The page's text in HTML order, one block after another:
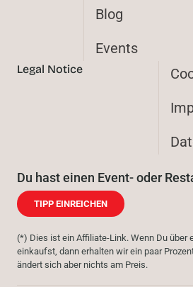
Blog
Events
Legal Notice
Du hast einen Event- oder
TIPP EINREICHEN
(*) Dies ist ein Affiliate-Link. Wenn Du über
einkaufst, dann erhalten wir ein paar
ändert sich aber nichts am Preis.